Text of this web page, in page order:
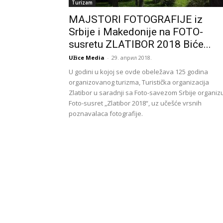
Turizam
MAJSTORI FOTOGRAFIJE iz
Srbije i Makedonije na FOTO-
susretu ZLATIBOR 2018 Biće...
Užice Media - 29. април 2018.
U godini u kojoj se ovde obeležava 125 godina
organizovanog turizma, Turistička organizacija
Zlatibor u saradnji sa Foto-savezom Srbije
Foto-susret „Zlatibor 2018“, uz učešće vrsnih
poznavalaca fotografije.